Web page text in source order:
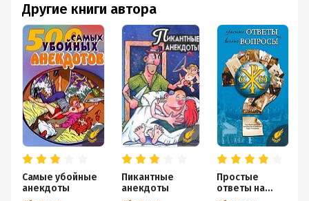
Другие книги автора
Самые убойные
анекдоты
Пикантные
анекдоты
Простые
ответы на